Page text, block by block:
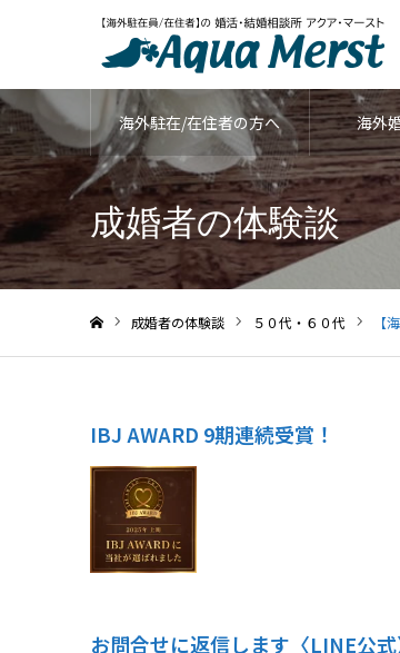
海外駐在/在住者の方へ 海外
成婚者の体験談
成婚者の体験談 ５０代・６０代 【
IBJ AWARD 9期連続受賞！
お問合せに返信します〈LINE公式